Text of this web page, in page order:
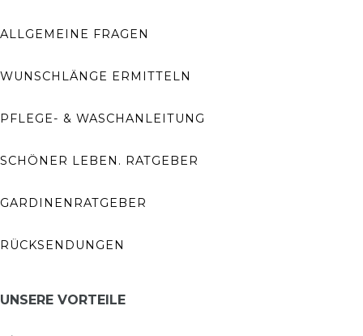
ALLGEMEINE FRAGEN
WUNSCHLÄNGE ERMITTELN
PFLEGE- & WASCHANLEITUNG
SCHÖNER LEBEN. RATGEBER
GARDINENRATGEBER
RÜCKSENDUNGEN
UNSERE VORTEILE